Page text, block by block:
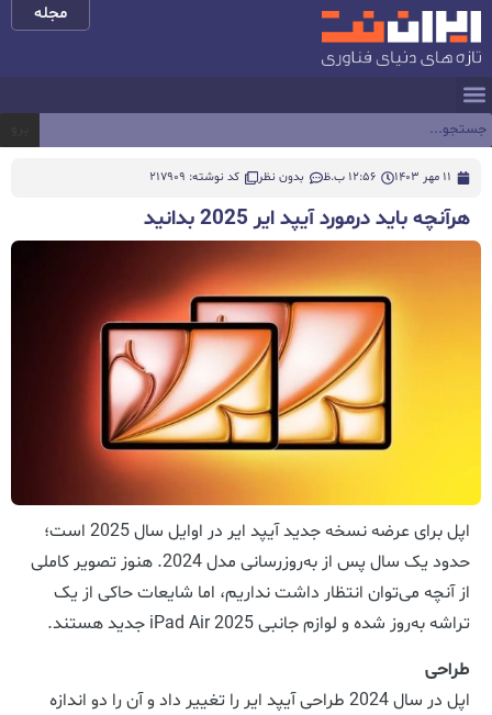
مجله
11 مهر 1403 12:56 ب.ظ بدون نظر کد نوشته: 217909
هرآنچه باید درمورد آیپد ایر 2025 بدانید
اپل برای عرضه نسخه جدید آیپد ایر در اوایل سال 2025 است؛
حدود یک سال پس از به‌روزرسانی مدل 2024. هنوز تصویر کاملی
از آنچه می‌توان انتظار داشت نداریم، اما شایعات حاکی از یک
تراشه به‌روز شده و لوازم جانبی iPad Air 2025 جدید هستند.
طراحی
اپل در سال 2024 طراحی آیپد ایر را تغییر داد و آن را دو اندازه